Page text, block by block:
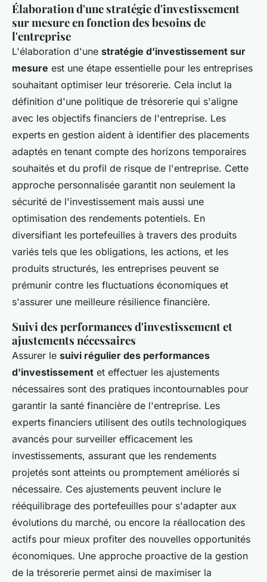
Élaboration d'une stratégie d'investissement
sur mesure en fonction des besoins de
l'entreprise
L'élaboration d'une stratégie d'investissement sur
mesure est une étape essentielle pour les entreprises
souhaitant optimiser leur trésorerie. Cela inclut la
définition d'une politique de trésorerie qui s'aligne
avec les objectifs financiers de l'entreprise. Les
experts en gestion aident à identifier des placements
adaptés en tenant compte des horizons temporaires
souhaités et du profil de risque de l'entreprise. Cette
approche personnalisée garantit non seulement la
sécurité de l'investissement mais aussi une
optimisation des rendements potentiels. En
diversifiant les portefeuilles à travers des produits
variés tels que les obligations, les actions, et les
produits structurés, les entreprises peuvent se
prémunir contre les fluctuations économiques et
s'assurer une meilleure résilience financière.
Suivi des performances d'investissement et
ajustements nécessaires
Assurer le suivi régulier des performances
d'investissement et effectuer les ajustements
nécessaires sont des pratiques incontournables pour
garantir la santé financière de l'entreprise. Les
experts financiers utilisent des outils technologiques
avancés pour surveiller efficacement les
investissements, assurant que les rendements
projetés sont atteints ou promptement améliorés si
nécessaire. Ces ajustements peuvent inclure le
rééquilibrage des portefeuilles pour s'adapter aux
évolutions du marché, ou encore la réallocation des
actifs pour mieux profiter des nouvelles opportunités
économiques. Une approche proactive de la gestion
de la trésorerie permet ainsi de maximiser la